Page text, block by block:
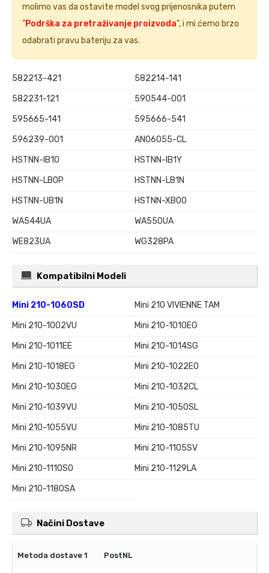
molimo vas da ostavite model svog prijenosnika putem
"Podrška za pretraživanje proizvoda", i mi ćemo brzo
odabrati pravu bateriju za vas.
582213-421
582214-141
582231-121
590544-001
595665-141
595666-541
596239-001
AN06055-CL
HSTNN-IB1O
HSTNN-IB1Y
HSTNN-LB0P
HSTNN-LB1N
HSTNN-UB1N
HSTNN-XB0O
WA544UA
WA550UA
WE823UA
WG328PA
Kompatibilni Modeli
Mini 210-1060SD
Mini 210 VIVIENNE TAM
Mini 210-1002VU
Mini 210-1010EG
Mini 210-1011EE
Mini 210-1014SG
Mini 210-1018EG
Mini 210-1022EO
Mini 210-1030EG
Mini 210-1032CL
Mini 210-1039VU
Mini 210-1050SL
Mini 210-1055VU
Mini 210-1085TU
Mini 210-1095NR
Mini 210-1105SV
Mini 210-1110SO
Mini 210-1129LA
Mini 210-1180SA
Načini Dostave
PostNL